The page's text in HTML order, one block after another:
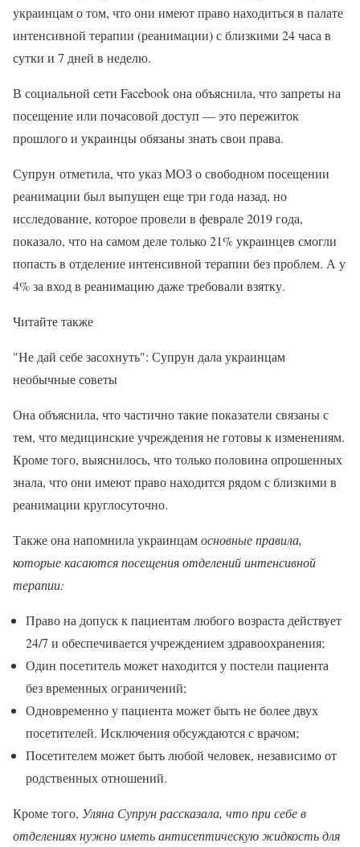
украинцам о том, что они имеют право находиться в палате
интенсивной терапии (реанимации) с близкими 24 часа в
сутки и 7 дней в неделю.
В социальной сети Facebook она объяснила, что запреты на
посещение или почасовой доступ — это пережиток
прошлого и украинцы обязаны знать свои права.
Супрун отметила, что указ МОЗ о свободном посещении
реанимации был выпущен еще три года назад, но
исследование, которое провели в феврале 2019 года,
показало, что на самом деле только 21% украинцев смогли
попасть в отделение интенсивной терапии без проблем. А у
4% за вход в реанимацию даже требовали взятку.
Читайте также
"Не дай себе засохнуть": Супрун дала украинцам
необычные советы
Она объяснила, что частично такие показатели связаны с
тем, что медицинские учреждения не готовы к изменениям.
Кроме того, выяснилось, что только половина опрошенных
знала, что они имеют право находится рядом с близкими в
реанимации круглосуточно.
Также она напомнила украинцамосновные правила,
которые касаются посещения отделений интенсивной
терапии:
Право на допуск к пациентам любого возраста действует
24/7 и обеспечивается учреждением здравоохранения;
Один посетитель может находится у постели пациента
без временных ограничений;
Одновременно у пациента может быть не более двух
посетителей. Исключения обсуждаются с врачом;
Посетителем может быть любой человек, независимо от
родственных отношений.
Кроме того, Уляна Супрун рассказала, что при себе в
отделениях нужно иметь антисептическую жидкость для